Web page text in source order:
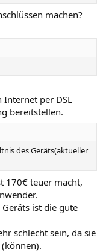
machen?
Internet per DSL
bereitstellen.
des Geräts(aktueller
170€ teuer macht,
ist die gute
schlecht sein, da sie